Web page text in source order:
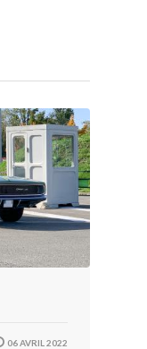
06 AVRIL 2022